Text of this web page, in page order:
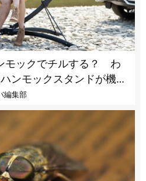
モックでチルする？ わ
ンモックスタンドが機能
編集部